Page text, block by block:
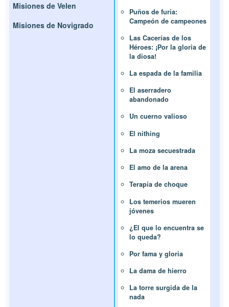
Misiones de Velen
Misiones de Novigrado
Puños de furia:
Campeón de campeones
Las Cacerías de los
Héroes: ¡Por la gloria de
la diosa!
La espada de la familia
El aserradero
abandonado
Un cuerno valioso
El nithing
La moza secuestrada
El amo de la arena
Terapia de choque
Los temerios mueren
jóvenes
¿El que lo encuentra se
lo queda?
Por fama y gloria
La dama de hierro
La torre surgida de la
nada